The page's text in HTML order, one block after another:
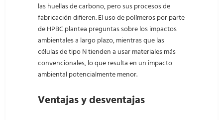
las huellas de carbono, pero sus procesos de
fabricación difieren. El uso de polímeros por parte
de HPBC plantea preguntas sobre los impactos
ambientales a largo plazo, mientras que las
células de tipo N tienden a usar materiales más
convencionales, lo que resulta en un impacto
ambiental potencialmente menor.
Ventajas y desventajas